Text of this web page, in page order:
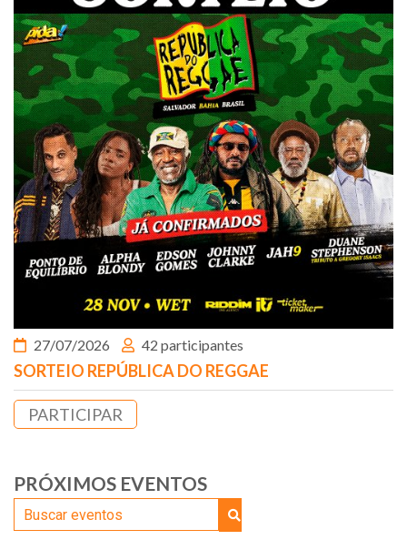
27/07/2026 42 participantes
SORTEIO REPÚBLICA DO REGGAE
PARTICIPAR
PRÓXIMOS EVENTOS